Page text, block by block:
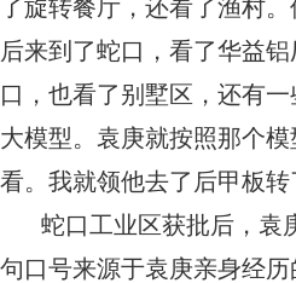
了旋转餐厅，还看了渔村
后来到了蛇口，看了华益
口，也看了别墅区，还有
大模型。袁庚就按照那个
看。我就领他去了后甲板
蛇口工业区获批后，袁
句口号来源于袁庚亲身经历